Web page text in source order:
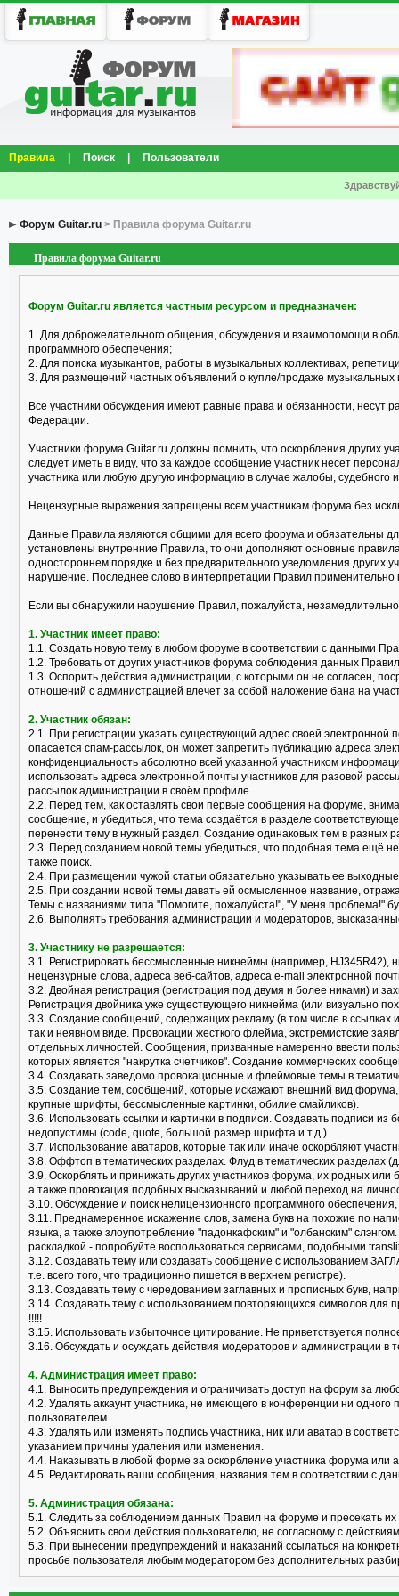
Правила Поиск Пользователи
Форум Guitar.ru > Правила форума Guitar.ru
Правила форума Guitar.ru
Форум Guitar.ru является частным ресурсом и предназначен:
1. Для доброжелательного общения, обсуждения и взаимопомощи в
программного обеспечения;
2. Для поиска музыкантов, работы в музыкальных коллективах,
3. Для размещений частных объявлений о купле/продаже музыкальных
Все участники обсуждения имеют равные права и обязанности, несут
Федерации.
Участники форума Guitar.ru должны помнить, что оскорбления других
следует иметь в виду, что за каждое сообщение участник несет
участника или любую другую информацию в случае жалобы, судебного
Нецензурные выражения запрещены всем участникам форума без
Данные Правила являются общими для всего форума и обязательны
установлены внутренние Правила, то они дополняют основные
одностороннем порядке и без предварительного уведомления других
нарушение. Последнее слово в интерпретации Правил
Если вы обнаружили нарушение Правил, пожалуйста,
1. Участник имеет право:
1.1. Создать новую тему в любом форуме в соответствии с данными
1.2. Требовать от других участников форума соблюдения данных
1.3. Оспорить действия администрации, с которыми он не согласен,
отношений с администрацией влечет за собой наложение бана на
2. Участник обязан:
2.1. При регистрации указать существующий адрес своей электронной
опасается спам-рассылок, он может запретить публикацию адреса
конфиденциальность абсолютно всей указанной участником
использовать адреса электронной почты участников для разовой
рассылок администрации в своём профиле.
2.2. Перед тем, как оставлять свои первые сообщения на форуме,
сообщение, и убедиться, что тема создаётся в разделе
перенести тему в нужный раздел. Создание одинаковых тем в разных
2.3. Перед созданием новой темы убедиться, что подобная тема ещё
также поиск.
2.4. При размещении чужой статьи обязательно указывать ее
2.5. При создании новой темы давать ей осмысленное название,
Темы с названиями типа "Помогите, пожалуйста!", "У меня проблема!"
2.6. Выполнять требования администрации и модераторов,
3. Участнику не разрешается:
3.1. Регистрировать бессмысленные никнеймы (например,
нецензурные слова, адреса веб-сайтов, адреса e-mail электронной
3.2. Двойная регистрация (регистрация под двумя и более никами) и
Регистрация двойника уже существующего никнейма (или визуально
3.3. Создание сообщений, содержащих рекламу (в том числе в
так и неявном виде. Провокации жесткого флейма, экстремистские
отдельных личностей. Сообщения, призванные намеренно ввести
которых является "накрутка счетчиков". Создание коммерческих
3.4. Создавать заведомо провокационные и флеймовые темы в
3.5. Создание тем, сообщений, которые искажают внешний вид
крупные шрифты, бессмысленные картинки, обилие смайликов).
3.6. Использовать ссылки и картинки в подписи. Создавать подписи
недопустимы (code, quote, большой размер шрифта и т.д.).
3.7. Использование аватаров, которые так или иначе оскорбляют
3.8. Оффтоп в тематических разделах. Флуд в тематических разделах
3.9. Оскорблять и принижать других участников форума, их родных
а также провокация подобных высказываний и любой переход на
3.10. Обсуждение и поиск нелицензионного программного
3.11. Преднамеренное искажение слов, замена букв на похожие по
языка, а также злоупотребление "падонкафским" и "олбанским"
раскладкой - попробуйте воспользоваться сервисами, подобными
3.12. Создавать тему или создавать сообщение с использованием
т.е. всего того, что традиционно пишется в верхнем регистре).
3.13. Создавать тему с чередованием заглавных и прописных букв,
3.14. Создавать тему с использованием повторяющихся символов для
!!!!!
3.15. Использовать избыточное цитирование. Не приветствуется
3.16. Обсуждать и осуждать действия модераторов и администрации в
4. Администрация имеет право:
4.1. Выносить предупреждения и ограничивать доступ на форум за
4.2. Удалять аккаунт участника, не имеющего в конференции ни
пользователем.
4.3. Удалять или изменять подпись участника, ник или аватар в
указанием причины удаления или изменения.
4.4. Наказывать в любой форме за оскорбление участника форума или
4.5. Редактировать ваши сообщения, названия тем в соответствии с
5. Администрация обязана:
5.1. Следить за соблюдением данных Правил на форуме и пресекать
5.2. Объяснить свои действия пользователю, не согласному с
5.3. При вынесении предупреждений и наказаний ссылаться на
просьбе пользователя любым модератором без дополнительных